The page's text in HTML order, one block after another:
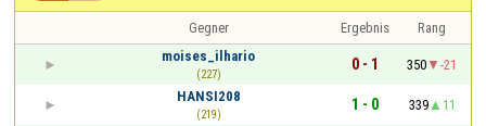
Gegner Ergebnis
Rang
moises_ilhario
(227)
0 - 1 350
-21
HANSI208
(219)
1 - 0 339
11